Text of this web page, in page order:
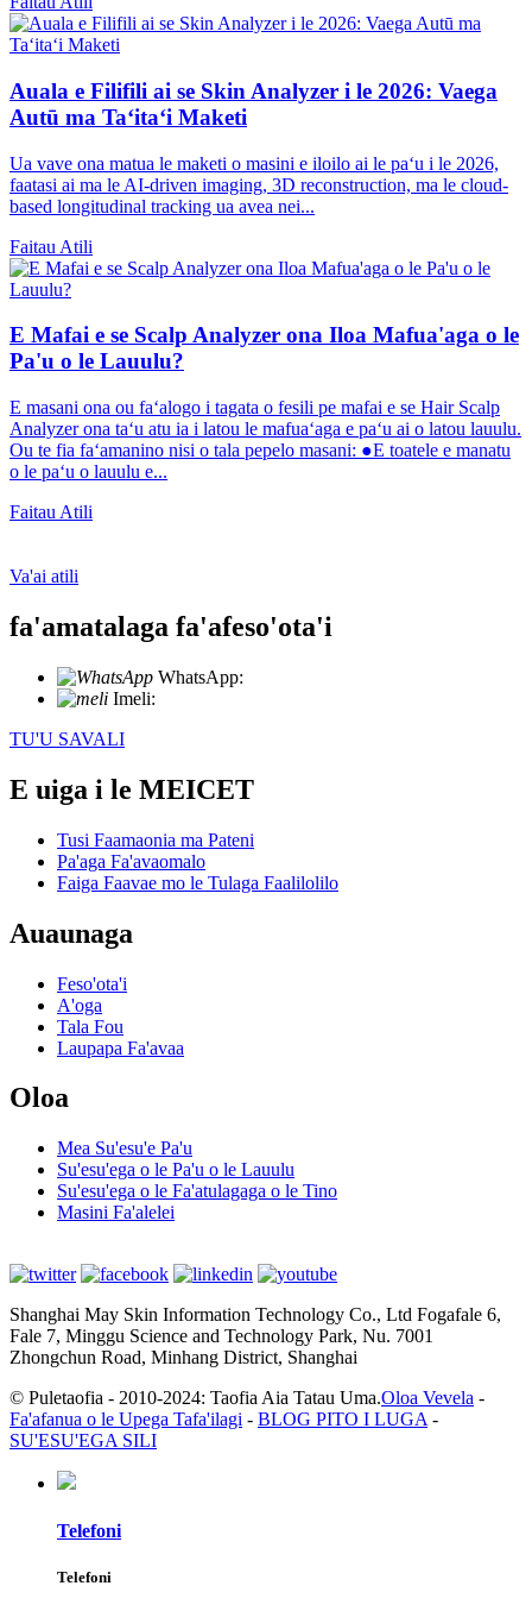
Auala e Filifili ai se Skin Analyzer i le 2026: Vaega
Autū ma Taʻitaʻi Maketi
Ua vave ona matua le maketi o masini e iloilo ai le paʻu i le 2026,
faatasi ai ma le AI-driven imaging, 3D reconstruction, ma le cloud-
based longitudinal tracking ua avea nei...
Faitau Atili
E Mafai e se Scalp Analyzer ona Iloa Mafua'aga o le
Pa'u o le Lauulu?
E masani ona ou faʻalogo i tagata o fesili pe mafai e se Hair Scalp
Analyzer ona taʻu atu ia i latou le mafuaʻaga e paʻu ai o latou lauulu.
Ou te fia faʻamanino nisi o tala pepelo masani: ●E toatele e manatu
o le paʻu o lauulu e...
Faitau Atili
Va'ai atili
fa'amatalaga fa'afeso'ota'i
WhatsApp:
Imeli:
TU'U SAVALI
E uiga i le MEICET
Tusi Faamaonia ma Pateni
Pa'aga Fa'avaomalo
Faiga Faavae mo le Tulaga Faalilolilo
Auaunaga
Feso'ota'i
A'oga
Tala Fou
Laupapa Fa'avaa
Oloa
Mea Su'esu'e Pa'u
Su'esu'ega o le Pa'u o le Lauulu
Su'esu'ega o le Fa'atulagaga o le Tino
Masini Fa'alelei
Shanghai May Skin Information Technology Co., Ltd Fogafale 6,
Fale 7, Minggu Science and Technology Park, Nu. 7001
Zhongchun Road, Minhang District, Shanghai
© Puletaofia - 2010-2024: Taofia Aia Tatau Uma.Oloa Vevela -
Fa'afanua o le Upega Tafa'ilagi - BLOG PITO I LUGA -
SU'ESU'EGA SILI
Telefoni
Telefoni